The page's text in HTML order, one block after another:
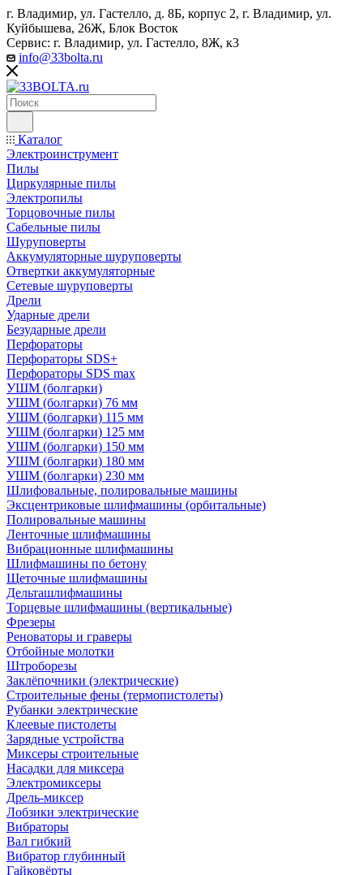
г. Владимир, ул. Гастелло, д. 8Б, корпус 2, г. Владимир, ул. ​
Куйбышева, 26Ж, Блок Восток
Сервис: г. Владимир, ул. Гастелло, 8Ж, к3
info@33bolta.ru
Каталог
Электроинструмент
Пилы
Циркулярные пилы
Электропилы
Торцовочные пилы
Сабельные пилы
Шуруповерты
Аккумуляторные шуруповерты
Отвертки аккумуляторные
Сетевые шуруповерты
Дрели
Ударные дрели
Безударные дрели
Перфораторы
Перфораторы SDS+
Перфораторы SDS max
УШМ (болгарки)
УШМ (болгарки) 76 мм
УШМ (болгарки) 115 мм
УШМ (болгарки) 125 мм
УШМ (болгарки) 150 мм
УШМ (болгарки) 180 мм
УШМ (болгарки) 230 мм
Шлифовальные, полировальные машины
Эксцентриковые шлифмашины (орбитальные)
Полировальные машины
Ленточные шлифмашины
Вибрационные шлифмашины
Шлифмашины по бетону
Щеточные шлифмашины
Дельташлифмашины
Торцевые шлифмашины (вертикальные)
Фрезеры
Реноваторы и граверы
Отбойные молотки
Штроборезы
Заклёпочники (электрические)
Строительные фены (термопистолеты)
Рубанки электрические
Клеевые пистолеты
Зарядные устройства
Миксеры строительные
Насадки для миксера
Электромиксеры
Дрель-миксер
Лобзики электрические
Вибраторы
Вал гибкий
Вибратор глубинный
Гайковёрты